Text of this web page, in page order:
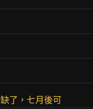
了，七月後可